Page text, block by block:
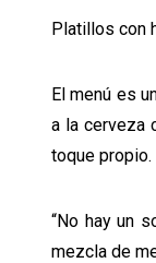
Platillos con
El menú es
a la cerveza
toque propio.
“No hay un
mezcla de